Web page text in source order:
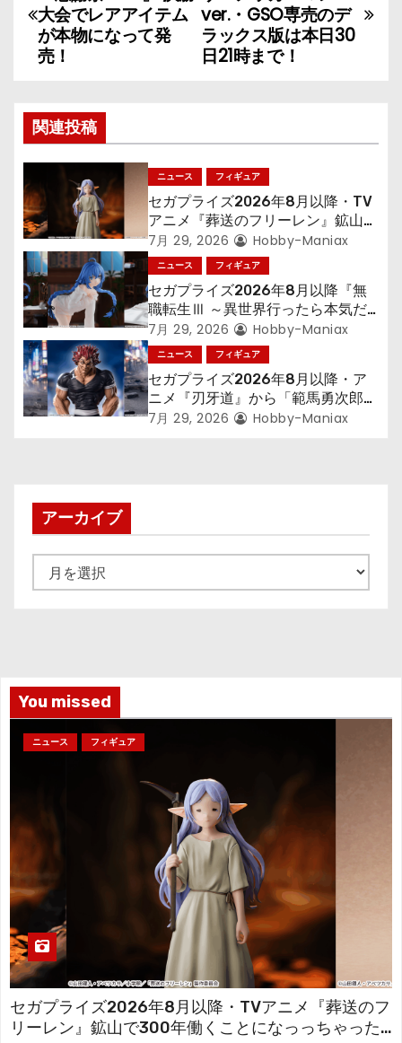
稿
ナ
ゲ
ー
シ
ョ
ン
ver.・GSO専売のデ
ラックス版は本日30
日21時まで！
大会でレアアイテム
が本物になって発
売！
関連投稿
ニュース フィギュア
セガプライズ2026年8月以降・TV
アニメ『葬送のフリーレン』鉱山で
300年働くことになっっちゃった
「フリーレン」を立体化！
7月 29, 2026 Hobby-Maniax
ニュース フィギュア
セガプライズ2026年8月以降『無
職転生Ⅲ ～異世界行ったら本気だ
す～』から「ロキシー」のフィギュ
アが登場！
7月 29, 2026 Hobby-Maniax
ニュース フィギュア
セガプライズ2026年8月以降・ア
ニメ『刃牙道』から「範馬勇次郎」
が登場ッッ!!
7月 29, 2026 Hobby-Maniax
アーカイブ
ー
You missed
ニュース フィギュア
セガプライズ2026年8月以降・TVアニメ『葬送のフ
リーレン』鉱山で300年働くことになっっちゃった